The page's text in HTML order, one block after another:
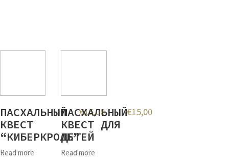
ПАСХАЛЬНЫЙ
КВЕСТ
“КИБЕРКРОЛЬ”
Read more
€15,00
ПАСХАЛЬНЫЙ
КВЕСТ ДЛЯ
ДЕТЕЙ
Read more
€15,00